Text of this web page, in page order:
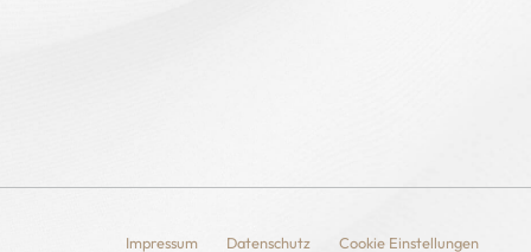
Impressum Datenschutz Cookie Einstellungen